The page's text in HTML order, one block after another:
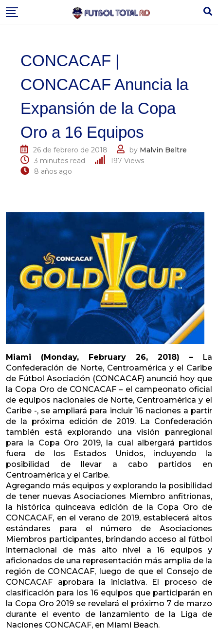
to
CONCACAF |
CONCACAF Anuncia la
Expansión de la Copa
Oro a 16 Equipos
26 de febrero de 2018 by Malvin Beltre
3 minutes read
197 Views
8 años ago
Miami (Monday, February 26, 2018) – La
Confederación de Norte, Centroamérica y el Caribe
de Fútbol Asociación (CONCACAF) anunció hoy que
la Copa Oro de CONCACAF – el campeonato oficial
de equipos nacionales de Norte, Centroamérica y el
Caribe -, se ampliará para incluir 16 naciones a partir
de la próxima edición de 2019. La Confederación
también está explorando una visión panregional
para la Copa Oro 2019, la cual albergará partidos
fuera de los Estados Unidos, incluyendo la
posibilidad de llevar a cabo partidos en
Centroamérica y el Caribe.
Agregando más equipos y explorando la posibilidad
de tener nuevas Asociaciones Miembro anfitrionas,
la histórica quinceava edición de la Copa Oro de
CONCACAF, en el verano de 2019, establecerá altos
estándares para el número de Asociaciones
Miembros participantes, brindando acceso al fútbol
internacional de más alto nivel a 16 equipos y
aficionados de una representación más amplia de la
región de CONCACAF, luego de que el Consejo de
CONCACAF aprobara la iniciativa. El proceso de
clasificación para los 16 equipos que participarán en
la Copa Oro 2019 se revelará el próximo 7 de marzo
durante el evento de lanzamiento de la Liga de
Naciones CONCACAF, en Miami Beach.